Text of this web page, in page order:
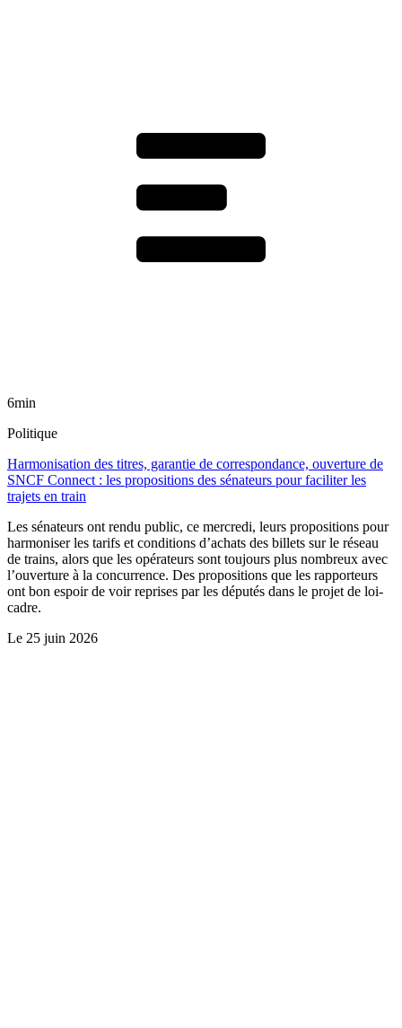
6min
Politique
Harmonisation des titres, garantie de correspondance, ouverture de
SNCF Connect : les propositions des sénateurs pour faciliter les
trajets en train
Les sénateurs ont rendu public, ce mercredi, leurs propositions pour
harmoniser les tarifs et conditions d’achats des billets sur le réseau
de trains, alors que les opérateurs sont toujours plus nombreux avec
l’ouverture à la concurrence. Des propositions que les rapporteurs
ont bon espoir de voir reprises par les députés dans le projet de loi-
cadre.
Le 25 juin 2026